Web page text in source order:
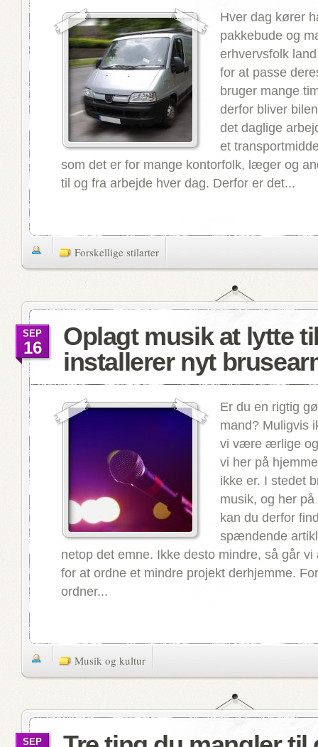
Hver dag kører
pakkebude og
erhvervsfolk
for at passe
bruger mange
derfor bliver
det daglige
et
som det er for mange kontorfolk, læger og
til og fra arbejde hver dag. Derfor er det...
Forskellige stilarter
Oplagt musik at lytte
installerer nyt
SEP
16
Er du en rigtig
mand? Muligvis
vi være ærlige
vi her på
ikke er. I stedet
musik, og her
kan du derfor
spændende
netop det emne. Ikke desto mindre, så går vi
for at ordne et mindre projekt derhjemme.
ordner...
Musik og kultur
SEP